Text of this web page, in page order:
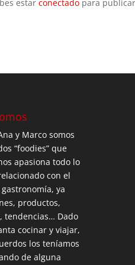
estarconectado para
y Marco somos
“foodies” que
apasiona todo lo
con el
ya
productos,
tendencias… Dado
cocinar y viajar,
los teníamos
de alguna